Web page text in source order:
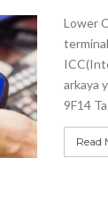
Lower
arkaya
9F14
Read